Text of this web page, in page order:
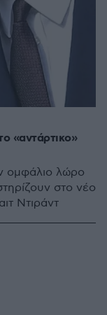
«αντάρτικο»
ομφάλιο λώρο
στο νέο
Ντιράντ